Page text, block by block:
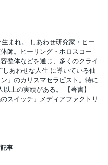
まれ。 しあわせ研究家・ヒー
師。ヒーリング・ホロスコー
整体などを通じ、多くのクライ
しあわせな人生”に導いている仙
」のカリスマセラピスト。特に
上の実績がある。 【著書】
スイッチ」メディアファクトリ
事